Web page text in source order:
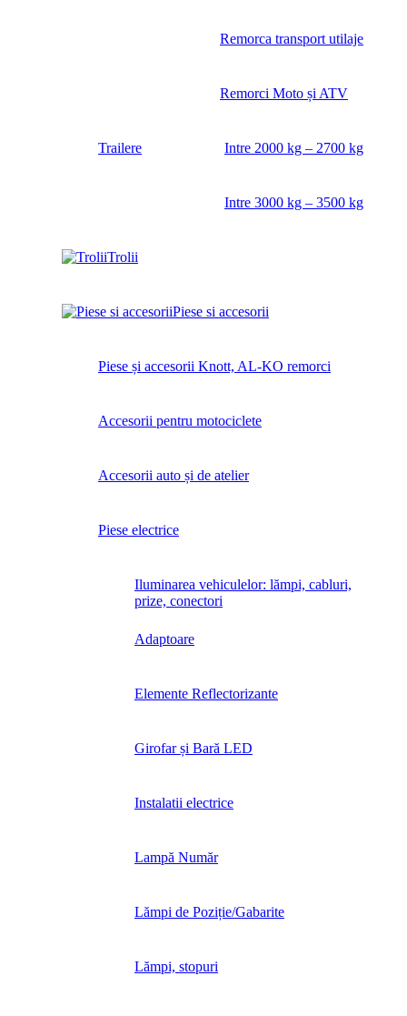
Remorca transport utilaje
Remorci Moto și ATV
Trailere Intre 2000 kg – 2700 kg
Intre 3000 kg – 3500 kg
Trolii
Piese si accesorii
Piese și accesorii Knott, AL-KO remorci
Accesorii pentru motociclete
Accesorii auto și de atelier
Piese electrice
Iluminarea vehiculelor: lămpi, cabluri,
prize, conectori
Adaptoare
Elemente Reflectorizante
Girofar și Bară LED
Instalatii electrice
Lampă Număr
Lămpi de Poziție/Gabarite
Lămpi, stopuri